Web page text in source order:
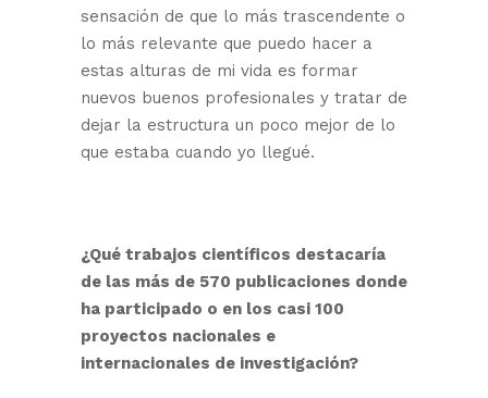
sensación de que lo más trascendente o
lo más relevante que puedo hacer a
estas alturas de mi vida es formar
nuevos buenos profesionales y tratar de
dejar la estructura un poco mejor de lo
que estaba cuando yo llegué.
¿Qué trabajos científicos destacaría
de las más de 570 publicaciones donde
ha participado o en los casi 100
proyectos nacionales e
internacionales de investigación?